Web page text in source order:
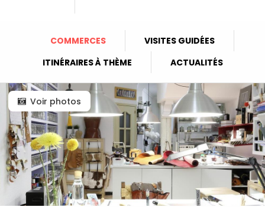
COMMERCES
VISITES GUIDÉES
ITINÉRAIRES À THÈME
ACTUALITÉS
Voir photos